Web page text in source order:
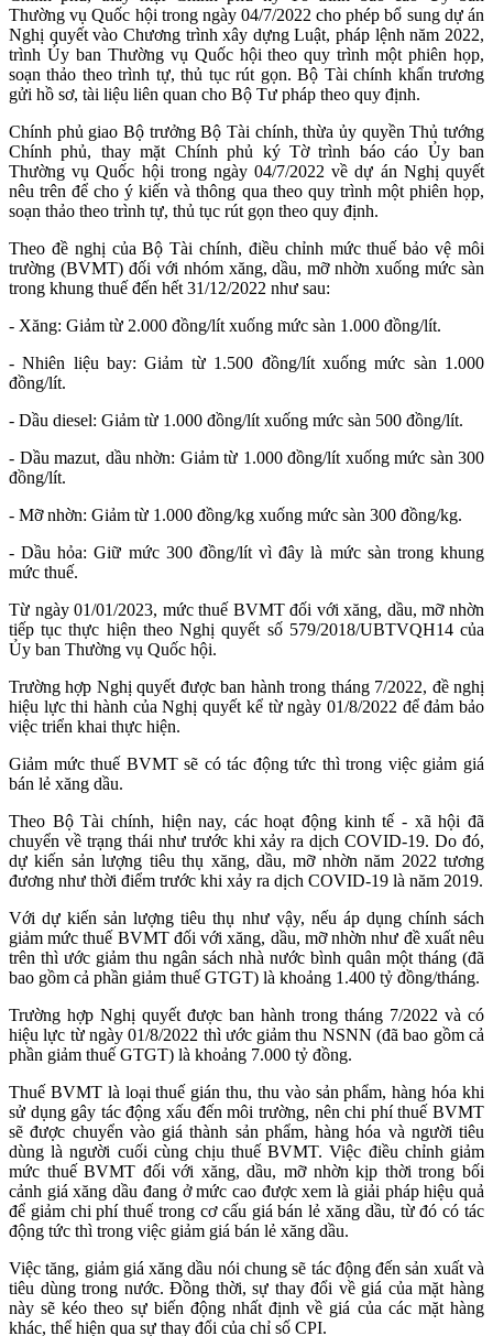
Thường vụ Quốc hội trong ngày 04/7/2022 cho phép bổ sung dự án
Nghị quyết vào Chương trình xây dựng Luật, pháp lệnh năm 2022,
trình Ủy ban Thường vụ Quốc hội theo quy trình một phiên họp,
soạn thảo theo trình tự, thủ tục rút gọn. Bộ Tài chính khẩn trương
gửi hồ sơ, tài liệu liên quan cho Bộ Tư pháp theo quy định.
Chính phủ giao Bộ trưởng Bộ Tài chính, thừa ủy quyền Thủ tướng
Chính phủ, thay mặt Chính phủ ký Tờ trình báo cáo Ủy ban
Thường vụ Quốc hội trong ngày 04/7/2022 về dự án Nghị quyết
nêu trên để cho ý kiến và thông qua theo quy trình một phiên họp,
soạn thảo theo trình tự, thủ tục rút gọn theo quy định.
Theo đề nghị của Bộ Tài chính, điều chỉnh mức thuế bảo vệ môi
trường (BVMT) đối với nhóm xăng, dầu, mỡ nhờn xuống mức sàn
trong khung thuế đến hết 31/12/2022 như sau:
- Xăng: Giảm từ 2.000 đồng/lít xuống mức sàn 1.000 đồng/lít.
- Nhiên liệu bay: Giảm từ 1.500 đồng/lít xuống mức sàn 1.000
đồng/lít.
- Dầu diesel: Giảm từ 1.000 đồng/lít xuống mức sàn 500 đồng/lít.
- Dầu mazut, dầu nhờn: Giảm từ 1.000 đồng/lít xuống mức sàn 300
đồng/lít.
- Mỡ nhờn: Giảm từ 1.000 đồng/kg xuống mức sàn 300 đồng/kg.
- Dầu hỏa: Giữ mức 300 đồng/lít vì đây là mức sàn trong khung
mức thuế.
Từ ngày 01/01/2023, mức thuế BVMT đối với xăng, dầu, mỡ nhờn
tiếp tục thực hiện theo Nghị quyết số 579/2018/UBTVQH14 của
Ủy ban Thường vụ Quốc hội.
Trường hợp Nghị quyết được ban hành trong tháng 7/2022, đề nghị
hiệu lực thi hành của Nghị quyết kể từ ngày 01/8/2022 để đảm bảo
việc triển khai thực hiện.
Giảm mức thuế BVMT sẽ có tác động tức thì trong việc giảm giá
bán lẻ xăng dầu.
Theo Bộ Tài chính, hiện nay, các hoạt động kinh tế - xã hội đã
chuyển về trạng thái như trước khi xảy ra dịch COVID-19. Do đó,
dự kiến sản lượng tiêu thụ xăng, dầu, mỡ nhờn năm 2022 tương
đương như thời điểm trước khi xảy ra dịch COVID-19 là năm 2019.
Với dự kiến sản lượng tiêu thụ như vậy, nếu áp dụng chính sách
giảm mức thuế BVMT đối với xăng, dầu, mỡ nhờn như đề xuất nêu
trên thì ước giảm thu ngân sách nhà nước bình quân một tháng (đã
bao gồm cả phần giảm thuế GTGT) là khoảng 1.400 tỷ đồng/tháng.
Trường hợp Nghị quyết được ban hành trong tháng 7/2022 và có
hiệu lực từ ngày 01/8/2022 thì ước giảm thu NSNN (đã bao gồm cả
phần giảm thuế GTGT) là khoảng 7.000 tỷ đồng.
Thuế BVMT là loại thuế gián thu, thu vào sản phẩm, hàng hóa khi
sử dụng gây tác động xấu đến môi trường, nên chi phí thuế BVMT
sẽ được chuyển vào giá thành sản phẩm, hàng hóa và người tiêu
dùng là người cuối cùng chịu thuế BVMT. Việc điều chỉnh giảm
mức thuế BVMT đối với xăng, dầu, mỡ nhờn kịp thời trong bối
cảnh giá xăng dầu đang ở mức cao được xem là giải pháp hiệu quả
để giảm chi phí thuế trong cơ cấu giá bán lẻ xăng dầu, từ đó có tác
động tức thì trong việc giảm giá bán lẻ xăng dầu.
Việc tăng, giảm giá xăng dầu nói chung sẽ tác động đến sản xuất và
tiêu dùng trong nước. Đồng thời, sự thay đổi về giá của mặt hàng
này sẽ kéo theo sự biến động nhất định về giá của các mặt hàng
khác, thể hiện qua sự thay đổi của chỉ số CPI.